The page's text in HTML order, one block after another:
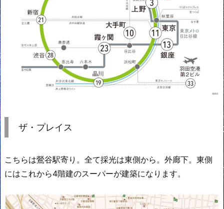
ザ・プレイス
こちらは鶯谷駅寄り。全て採光は東側から。外廊下。東側
にはこれから4階建のスーパーが建築になります。